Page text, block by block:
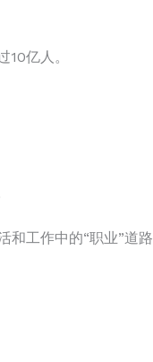
亿人。
工作中的“职业”道